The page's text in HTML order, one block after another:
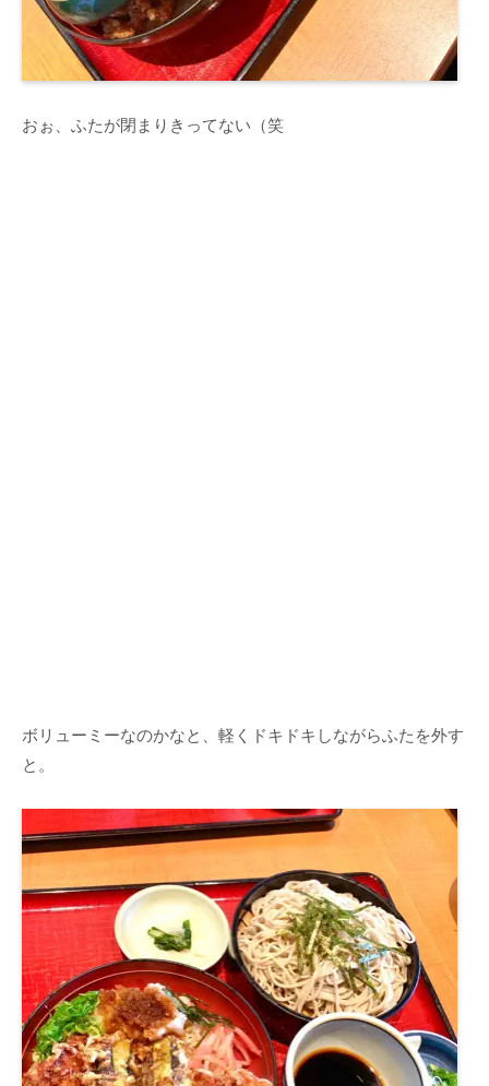
おぉ、ふたが閉まりきってない（笑
ボリューミーなのかなと、軽くドキドキしながらふたを外す
と。